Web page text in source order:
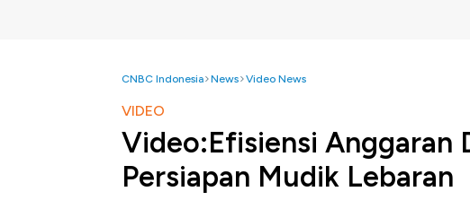
CNBC Indonesia News Video News
VIDEO
Video:Efisiensi Anggaran
Persiapan Mudik Lebaran